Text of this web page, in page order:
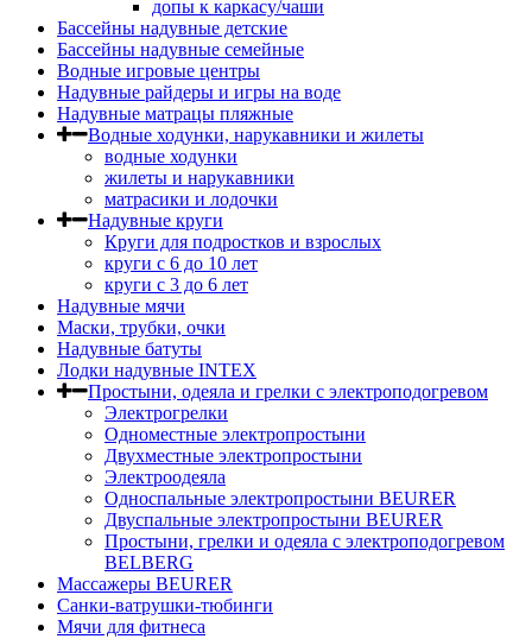
допы к каркасу/чаши
Бассейны надувные детские
Бассейны надувные семейные
Водные игровые центры
Надувные райдеры и игры на воде
Надувные матрацы пляжные
Водные ходунки, нарукавники и жилеты
водные ходунки
жилеты и нарукавники
матрасики и лодочки
Надувные круги
Круги для подростков и взрослых
круги с 6 до 10 лет
круги c 3 до 6 лет
Надувные мячи
Маски, трубки, очки
Надувные батуты
Лодки надувные INTEX
Простыни, одеяла и грелки с электроподогревом
Электрогрелки
Одноместные электропростыни
Двухместные электропростыни
Электроодеяла
Односпальные электропростыни BEURER
Двуспальные электропростыни BEURER
Простыни, грелки и одеяла с электроподогревом
BELBERG
Массажеры BEURER
Санки-ватрушки-тюбинги
Мячи для фитнеса